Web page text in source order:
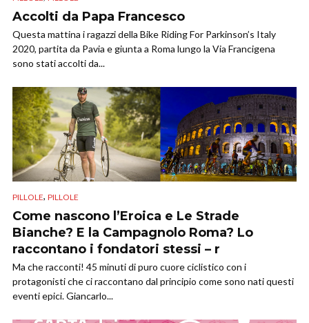
Accolti da Papa Francesco
Questa mattina i ragazzi della Bike Riding For Parkinson’s Italy
2020, partita da Pavia e giunta a Roma lungo la Via Francigena
sono stati accolti da...
PILLOLE, PILLOLE
Come nascono l’Eroica e Le Strade
Bianche? E la Campagnolo Roma? Lo
raccontano i fondatori stessi – r
Ma che racconti! 45 minuti di puro cuore ciclistico con i
protagonisti che ci raccontano dal principio come sono nati questi
eventi epici. Giancarlo...